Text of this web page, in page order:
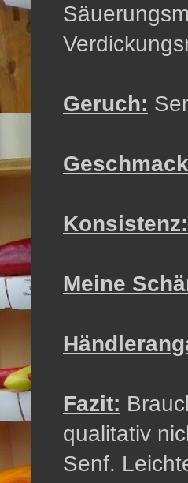
Geruch:
Konsistenz:
Meine
Fazit:
qualitativ
Senf.